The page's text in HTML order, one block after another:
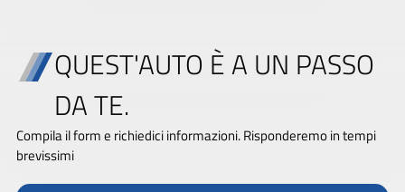
QUEST'AUTO È A UN PASSO
DA TE.
Compila il form e richiedici informazioni. Risponderemo in tempi
brevissimi